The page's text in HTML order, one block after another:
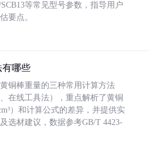
等常见型号参数，指导用户
要点。
有哪些
铜棒重量的三种常用计算方法
在线工具法），重点解析了黄铜
）和计算公式的差异，并提供实
选材建议，数据参考GB/T 4423-